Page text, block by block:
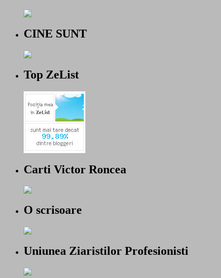
CINE SUNT
Top ZeList
Carti Victor Roncea
O scrisoare
Uniunea Ziaristilor Profesionisti